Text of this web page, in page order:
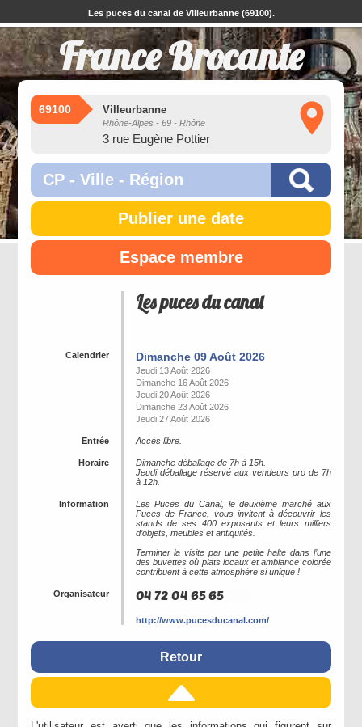
Les puces du canal de Villeurbanne (69100).
France Brocante
69100 Villeurbanne
Rhône-Alpes - 69 - Rhône
3 rue Eugène Pottier
Publier une date
Espace membre
Les puces du canal
Calendrier Dimanche 09 Août 2026
Jeudi 13 Août 2026
Dimanche 16 Août 2026
Jeudi 20 Août 2026
Dimanche 23 Août 2026
Jeudi 27 Août 2026
Entrée Accès libre.
Horaire
Dimanche déballage de 7h à 15h.
Jeudi déballage réservé aux vendeurs pro de 7h
à 12h.
Information
Les Puces du Canal, le deuxième marché aux
Puces de France, vous invitent à découvrir les
stands de ses 400 exposants et leurs milliers
d’objets, meubles et antiquités.
Terminer la visite par une petite halte dans l’une
des buvettes où plats locaux et ambiance colorée
contribuent à cette atmosphère si unique !
Organisateur
http://www.pucesducanal.com/
Retour